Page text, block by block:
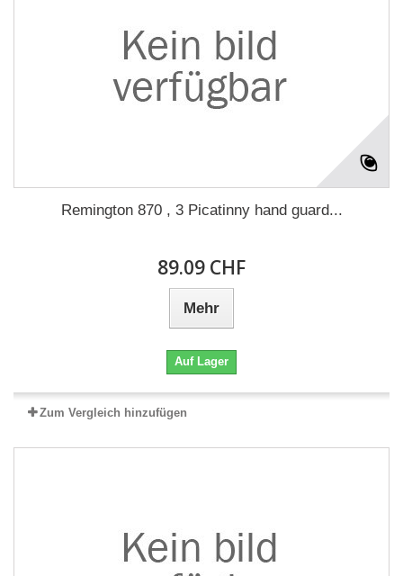
Remington 870 , 3 Picatinny hand guard...
89.09 CHF
Mehr
Auf Lager
Zum Vergleich hinzufügen